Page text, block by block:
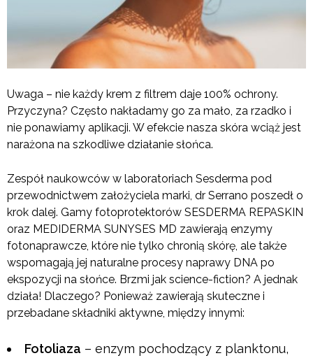
Uwaga – nie każdy krem z filtrem daje 100% ochrony.
Przyczyna? Często nakładamy go za mało, za rzadko i
nie ponawiamy aplikacji. W efekcie nasza skóra wciąż jest
narażona na szkodliwe działanie słońca.
Zespół naukowców w laboratoriach Sesderma pod
przewodnictwem założyciela marki, dr Serrano poszedł o
krok dalej. Gamy fotoprotektorów SESDERMA REPASKIN
oraz MEDIDERMA SUNYSES MD zawierają enzymy
fotonaprawcze, które nie tylko chronią skórę, ale także
wspomagają jej naturalne procesy naprawy DNA po
ekspozycji na słońce. Brzmi jak science-fiction? A jednak
działa! Dlaczego? Ponieważ zawierają skuteczne i
przebadane składniki aktywne, między innymi:
Fotoliaza – enzym pochodzący z planktonu,